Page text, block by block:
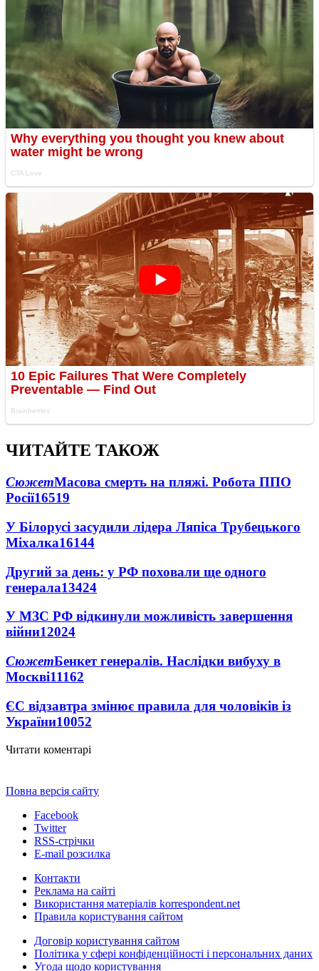
ЧИТАЙТЕ ТАКОЖ
СюжетМасова смерть на пляжі. Робота ППО
Росії16519
У Білорусі засудили лідера Ляпіса Трубецького
Міхалка16144
Другий за день: у РФ поховали ще одного
генерала13424
У МЗС РФ відкинули можливість завершення
війни12024
СюжетБенкет генералів. Наслідки вибуху в
Москві11162
ЄС відзавтра змінює правила для чоловіків із
України10052
Читати коментарі
Повна версія сайту
Facebook
Twitter
RSS-стрічки
E-mail розсилка
Контакти
Реклама на сайті
Використання матеріалів korrespondent.net
Правила користування сайтом
Договір користування сайтом
Політика у сфері конфіденційності і персональних даних
Угода щодо користування